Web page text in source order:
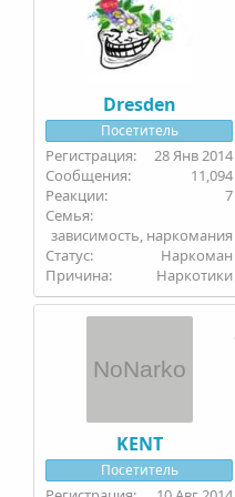
Dresden
Посетитель
28 Янв 2014
11,094
7
Семья
зависимость, наркомания
Статус
Наркоман
Причина
Наркотики
KENT
Посетитель